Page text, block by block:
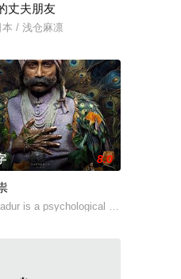
入后，一路曲折式“开挂”。然而
丈夫朋友
本 / 浅仓麻凛
。一路上，她既遭遇了善意，也感受
治疗方法，而一步步踏入在追求
瑞士的一场颁奖典礼后，被一种突
8.0
is a psychological drama set